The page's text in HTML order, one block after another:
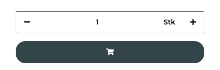
Stk